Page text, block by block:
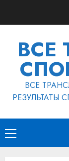
ВСЕ
ВСЕ
РЕЗУЛЬТАТЫ
Основное
меню